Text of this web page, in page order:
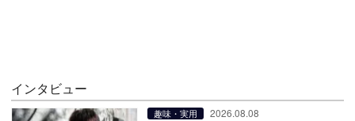
インタビュー
趣味・実用 2026.08.08